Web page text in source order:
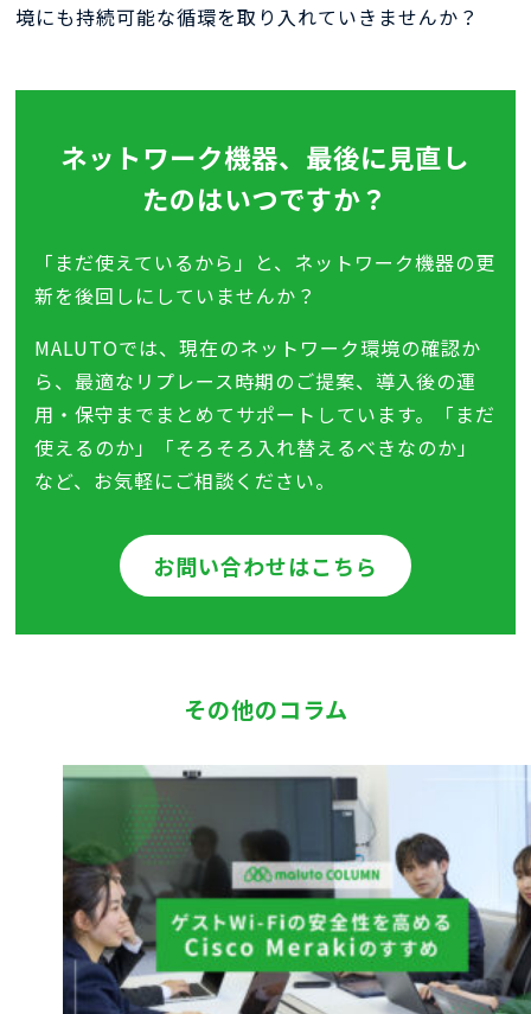
境にも持続可能な循環を取り入れていきませんか？
ネットワーク機器、最後に見直し
たのはいつですか？
「まだ使えているから」と、ネットワーク機器の更
新を後回しにしていませんか？
MALUTOでは、現在のネットワーク環境の確認か
ら、最適なリプレース時期のご提案、導入後の運
用・保守までまとめてサポートしています。「まだ
使えるのか」「そろそろ入れ替えるべきなのか」
など、お気軽にご相談ください。
お問い合わせはこちら
その他のコラム